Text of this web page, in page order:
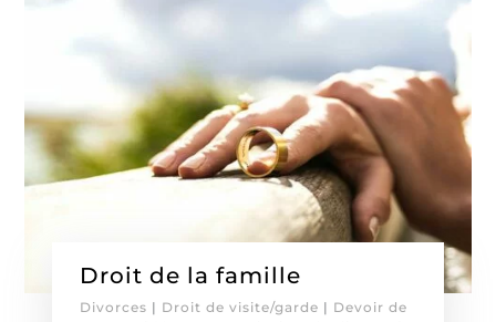
Droit de la famille
Divorces | Droit de visite/garde | Devoir de